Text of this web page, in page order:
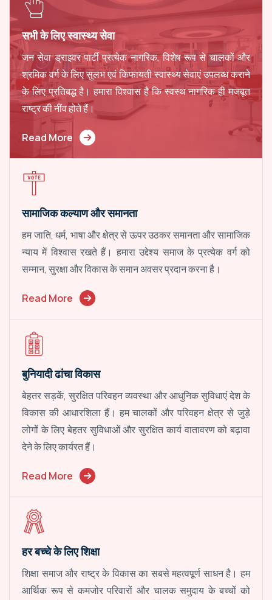
सभी के लिए स्वास्थ्य सेवा
जन सेवा ड्राइवर पार्टी प्रत्येक नागरिक, विशेष रूप से चालकों और
श्रमिक वर्ग के लिए सुलभ एवं किफायती स्वास्थ्य सेवाएं उपलब्ध कराने
के लिए प्रतिबद्ध है। हमारा विश्वास है कि स्वस्थ नागरिक ही मजबूत
राष्ट्र की नींव होते हैं।
Read More
सामाजिक कल्याण और समानता
हम जाति, धर्म, भाषा और क्षेत्र से ऊपर उठकर समानता और सामाजिक
न्याय में विश्वास रखते हैं। हमारा उद्देश्य समाज के प्रत्येक वर्ग को
सम्मान, सुरक्षा और विकास के समान अवसर प्रदान करना है।
Read More
बुनियादी ढांचा विकास
बेहतर सड़कें, सुरक्षित परिवहन व्यवस्था और आधुनिक सुविधाएं देश के
विकास की आधारशिला हैं। हम चालकों और परिवहन क्षेत्र से जुड़े
लोगों के लिए बेहतर सुविधाओं और सुरक्षित कार्य वातावरण को बढ़ावा
देने के लिए कार्यरत हैं।
Read More
हर बच्चे के लिए शिक्षा
शिक्षा समाज और राष्ट्र के विकास का सबसे महत्वपूर्ण साधन है। हम
आर्थिक रूप से कमजोर परिवारों और चालक समुदाय के बच्चों को